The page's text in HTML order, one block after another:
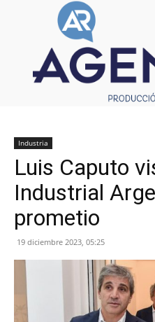
Industria
Luis Caputo
Industrial
prometio
19 diciembre 2023, 05:25